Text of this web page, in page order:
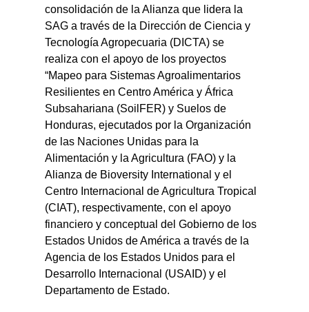
consolidación de la Alianza que lidera la
SAG a través de la Dirección de Ciencia y
Tecnología Agropecuaria (DICTA) se
realiza con el apoyo de los proyectos
“Mapeo para Sistemas Agroalimentarios
Resilientes en Centro América y África
Subsahariana (SoilFER) y Suelos de
Honduras, ejecutados por la Organización
de las Naciones Unidas para la
Alimentación y la Agricultura (FAO) y la
Alianza de Bioversity International y el
Centro Internacional de Agricultura Tropical
(CIAT), respectivamente, con el apoyo
financiero y conceptual del Gobierno de los
Estados Unidos de América a través de la
Agencia de los Estados Unidos para el
Desarrollo Internacional (USAID) y el
Departamento de Estado.